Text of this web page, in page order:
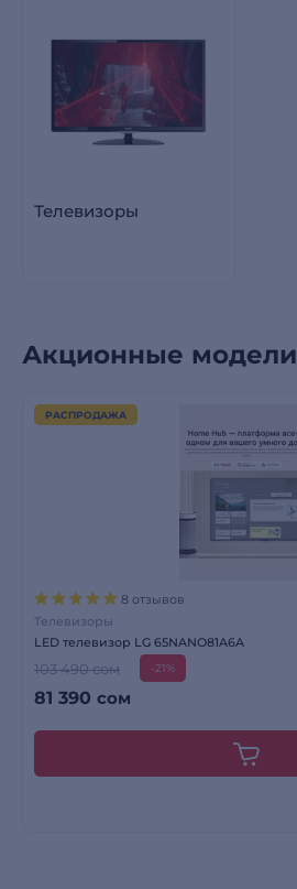
Телевизоры
Акционные модели
РАСПРОДАЖА
8 отзывов
Телевизоры
LED телевизор LG 65NANO81A6A
103 490 сом -21%
81 390 сом